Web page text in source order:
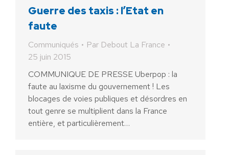
Guerre des taxis : l’Etat en
faute
Communiqués Par Debout La France
25 juin 2015
COMMUNIQUE DE PRESSE Uberpop : la
faute au laxisme du gouvernement ! Les
blocages de voies publiques et désordres en
tout genre se multiplient dans la France
entière, et particulièrement…